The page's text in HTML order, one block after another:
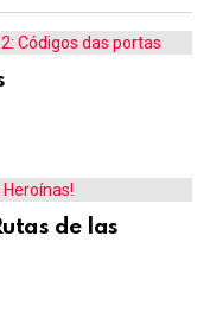
de las